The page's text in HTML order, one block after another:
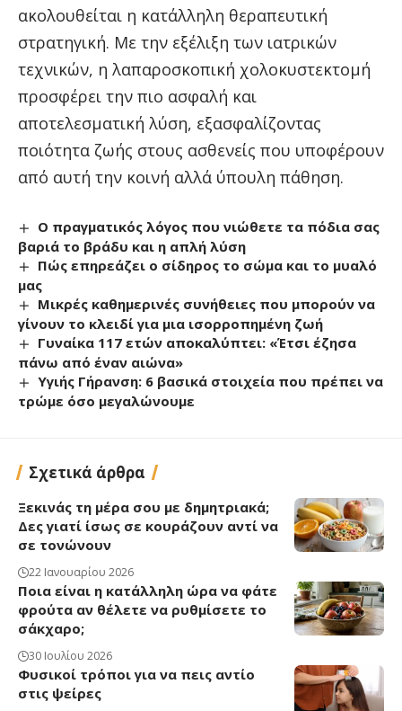
ακολουθείται η κατάλληλη θεραπευτική
στρατηγική. Με την εξέλιξη των ιατρικών
τεχνικών, η λαπαροσκοπική χολοκυστεκτομή
προσφέρει την πιο ασφαλή και
αποτελεσματική λύση, εξασφαλίζοντας
ποιότητα ζωής στους ασθενείς που υποφέρουν
από αυτή την κοινή αλλά ύπουλη πάθηση.
Ο πραγματικός λόγος που νιώθετε τα πόδια σας
βαριά το βράδυ και η απλή λύση
Πώς επηρεάζει ο σίδηρος το σώμα και το μυαλό
μας
Μικρές καθημερινές συνήθειες που μπορούν να
γίνουν το κλειδί για μια ισορροπημένη ζωή
Γυναίκα 117 ετών αποκαλύπτει: «Έτσι έζησα
πάνω από έναν αιώνα»
Υγιής Γήρανση: 6 βασικά στοιχεία που πρέπει να
τρώμε όσο μεγαλώνουμε
Σχετικά άρθρα
Ξεκινάς τη μέρα σου με δημητριακά;
Δες γιατί ίσως σε κουράζουν αντί να
σε τονώνουν
22 Ιανουαρίου 2026
Ποια είναι η κατάλληλη ώρα να φάτε
φρούτα αν θέλετε να ρυθμίσετε το
σάκχαρο;
30 Ιουλίου 2026
Φυσικοί τρόποι για να πεις αντίο
στις ψείρες